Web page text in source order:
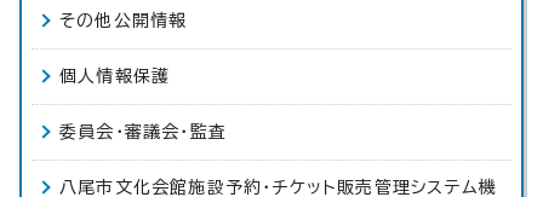
その他公開情報
個人情報保護
委員会・審議会・監査
八尾市文化会館施設予約・チケット販売管理システム機